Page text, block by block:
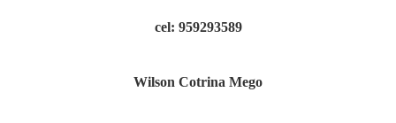
cel: 959293589
Wilson Cotrina Mego